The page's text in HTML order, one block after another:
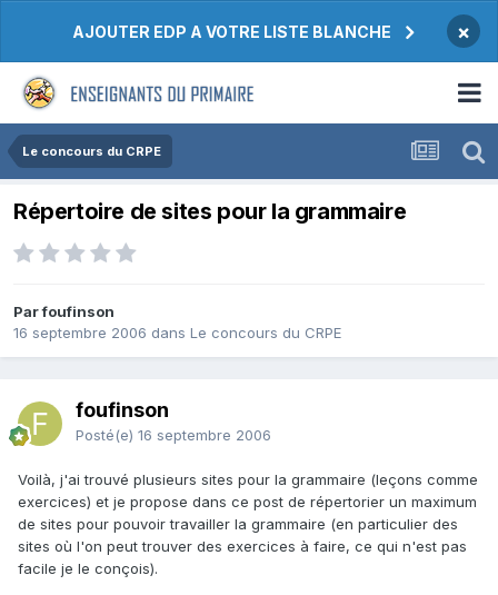
AJOUTER EDP A VOTRE LISTE BLANCHE ×
Le concours du CRPE
Répertoire de sites pour la grammaire
Par foufinson
16 septembre 2006 dans Le concours du CRPE
foufinson
Posté(e) 16 septembre 2006
Voilà, j'ai trouvé plusieurs sites pour la grammaire (leçons comme
exercices) et je propose dans ce post de répertorier un maximum
de sites pour pouvoir travailler la grammaire (en particulier des
sites où l'on peut trouver des exercices à faire, ce qui n'est pas
facile je le conçois).